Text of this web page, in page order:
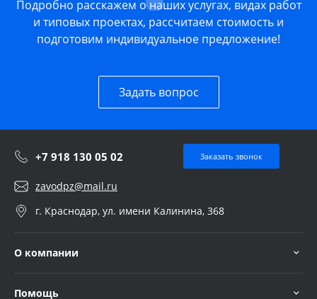
Подробно расскажем о наших услугах, видах работ
и типовых проектах, рассчитаем стоимость и
подготовим индивидуальное предложение!
Задать вопрос
+7 918 130 05 02 Заказать звонок
zavodpz@mail.ru
г. Краснодар, ул. имени Калинина, 368
О компании
Помощь